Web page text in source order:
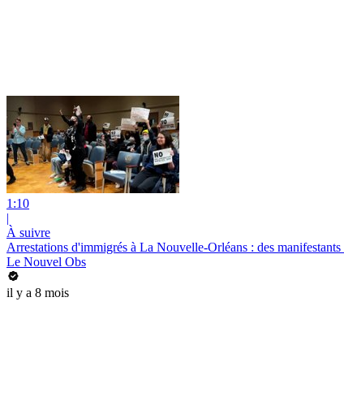
1:10
|
À suivre
Arrestations d'immigrés à La Nouvelle-Orléans : des
Le Nouvel Obs
il y a 8 mois